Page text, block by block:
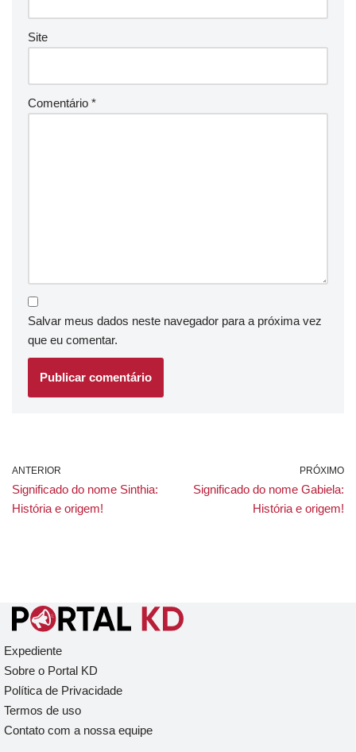
Site
Comentário *
Salvar meus dados neste navegador para a próxima vez
que eu comentar.
ANTERIOR
Significado do nome Sinthia:
História e origem!
PRÓXIMO
Significado do nome Gabiela:
História e origem!
Expediente
Sobre o Portal KD
Política de Privacidade
Termos de uso
Contato com a nossa equipe